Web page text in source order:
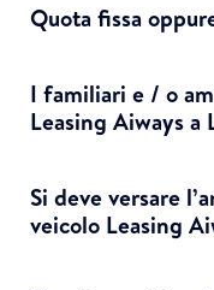
Quota fissa
I familiari e / o
Leasing Aiways a
Si deve versare
veicolo Leasing